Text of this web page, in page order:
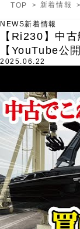
TOP 新着情報
NEWS新着情報
【Ri230】中
【YouTube公開
2025.06.22